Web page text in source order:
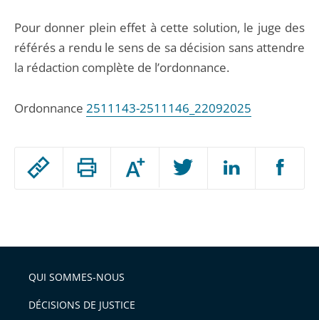
Passer
arriver
après
Augmenter
ou
l'article
pour
Pour donner plein effet à cette solution, le juge des
référés a rendu le sens de sa décision sans attendre
la rédaction complète de l’ordonnance.
Ordonnance 2511143-2511146_22092025
QUI SOMMES-NOUS
DÉCISIONS DE JUSTICE